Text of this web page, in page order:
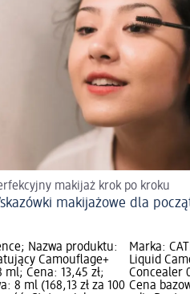
makijaż krok po kroku
makijażowe dla
Nazwa produktu:
Camouflage+
ml; Cena: 13,45 zł;
8 ml (168,13 zł za 100
Marka:
Liquid
Concealer
Cena